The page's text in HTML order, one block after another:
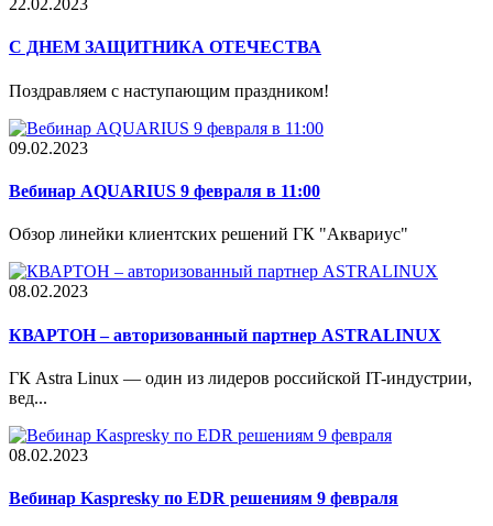
22.02.2023
С ДНЕМ ЗАЩИТНИКА ОТЕЧЕСТВА
Поздравляем с наступающим праздником!
09.02.2023
Вебинар AQUARIUS 9 февраля в 11:00
Обзор линейки клиентских решений ГК "Аквариус"
08.02.2023
КВАРТОН – авторизованный партнер ASTRALINUX
ГК Astra Linux — один из лидеров российской IT-индустрии,
вед...
08.02.2023
Вебинар Kaspresky по EDR решениям 9 февраля